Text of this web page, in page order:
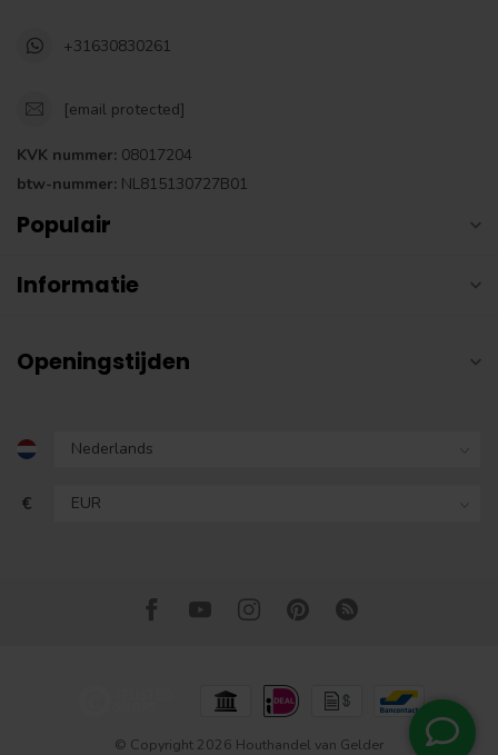
+31630830261
[email protected]
KVK nummer: 08017204
btw-nummer: NL815130727B01
Populair
Informatie
Openingstijden
€
© Copyright 2026 Houthandel van Gelder